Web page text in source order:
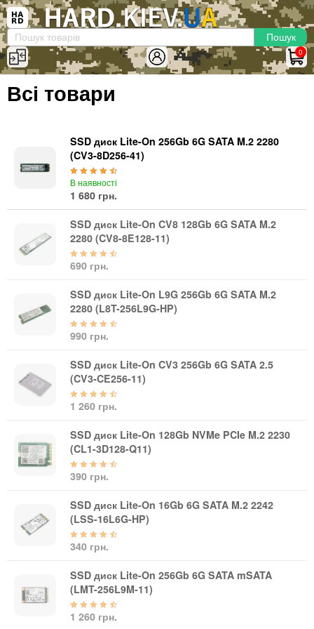
0
Вхід|Реєстрація×
(097)-938-03-73 Telegram WhatsApp
Послуги
Доставка та оплата
Комп'ютери
Персональні комп'ютери
Сервери
Комплектуючі
Оперативна пам'ять
Материнські плати
Жорсткі диски та SSD
SATA диски
NVMe диски
Контролери RAID
Кулери та системи охолодження
Рейки та кріплення
Інші комплектуючі
Заглушки для корпусів
Мережеве обладнання
Маршрутизатори та комутатори
Мережеві карти
Всі товари
SSD диск Lite-On 256Gb 6G SATA M.2 2280
(CV3-8D256-41)
В наявності
1 680 грн.
SSD диск Lite-On CV8 128Gb 6G SATA M.2
2280 (CV8-8E128-11)
690 грн.
SSD диск Lite-On L9G 256Gb 6G SATA M.2
2280 (L8T-256L9G-HP)
990 грн.
SSD диск Lite-On CV3 256Gb 6G SATA 2.5
(CV3-CE256-11)
1 260 грн.
SSD диск Lite-On 128Gb NVMe PCIe M.2 2230
(CL1-3D128-Q11)
390 грн.
SSD диск Lite-On 16Gb 6G SATA M.2 2242
(LSS-16L6G-HP)
340 грн.
SSD диск Lite-On 256Gb 6G SATA mSATA
(LMT-256L9M-11)
1 260 грн.